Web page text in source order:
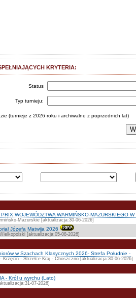
KRYTERIA:
Status
Typ turnieju:
(turnieje z 2026 roku i archiwalne z poprzednich lat)
PRIX WOJEWÓDZTWA WARMIŃSKO-MAZURSKIEGO
Mazurskie [aktualizacja:30-06-2026]
Józefa Matwija 2026
[aktualizacja:05-08-2026]
w Szachach Klasycznych 2026- Strefa Południe -
Krzęcin - Strzelce Kraj - Choszczno [aktualizacja:30-06-2026]
- Król u wyrchu (Lato)
07-2026]